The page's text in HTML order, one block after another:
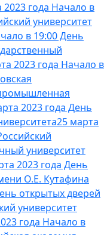
2023 года Начало в
университет
в 19:00 День
2023 года Начало в
2023 года День
25 марта
университет
2023 года День
О.Е. Кутафина
открытых дверей
университет
года Начало в